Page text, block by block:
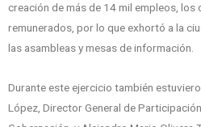
creación de más de 14 mil empleos, los
remunerados, por lo que exhortó a la
las asambleas y mesas de información.
Durante este ejercicio también
López, Director General de